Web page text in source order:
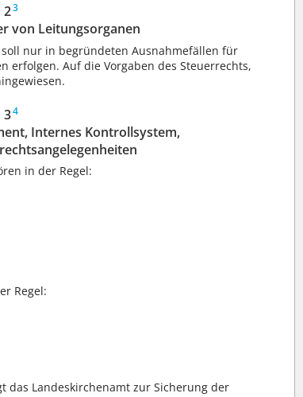
23
von Leitungsorganen
nur in begründeten Ausnahmefällen für
erfolgen. Auf die Vorgaben des Steuerrechts,
34
Internes Kontrollsystem,
in der Regel:
Regel:
das Landeskirchenamt zur Sicherung der